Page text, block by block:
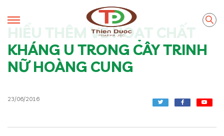
HIỂU THÊM VỀ HOẠT CHẤT
KHÁNG U TRONG CÂY TRINH
NỮ HOÀNG CUNG
23/06/2016